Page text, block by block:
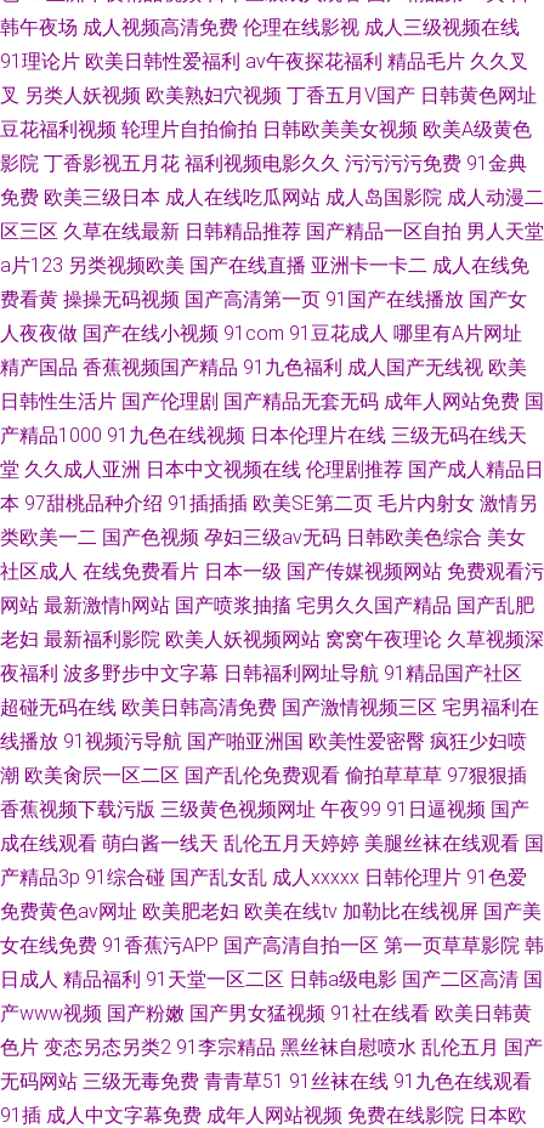
韩午夜场 成人视频高清免费 伦理在线影视 成人三级视频在线
91理论片 欧美日韩性爱福利 av午夜探花福利 精品毛片 久久叉
叉 另类人妖视频 欧美熟妇穴视频 丁香五月V国产 日韩黄色网址
豆花福利视频 轮理片自拍偷拍 日韩欧美美女视频 欧美A级黄色
影院 丁香影视五月花 福利视频电影久久 污污污污免费 91金典
免费 欧美三级日本 成人在线吃瓜网站 成人岛国影院 成人动漫二
区三区 久草在线最新 日韩精品推荐 国产精品一区自拍 男人天堂
a片123 另类视频欧美 国产在线直播 亚洲卡一卡二 成人在线免
费看黄 操操无码视频 国产高清第一页 91国产在线播放 国产女
人夜夜做 国产在线小视频 91com 91豆花成人 哪里有A片网址
精产国品 香蕉视频国产精品 91九色福利 成人国产无线视 欧美
日韩性生活片 国产伦理剧 国产精品无套无码 成年人网站免费 国
产精品1000 91九色在线视频 日本伦理片在线 三级无码在线天
堂 久久成人亚洲 日本中文视频在线 伦理剧推荐 国产成人精品日
本 97甜桃品种介绍 91插插插 欧美SE第二页 毛片内射女 激情另
类欧美一二 国产色视频 孕妇三级av无码 日韩欧美色综合 美女
社区成人 在线免费看片 日本一级 国产传媒视频网站 免费观看污
网站 最新激情h网站 国产喷浆抽搐 宅男久久国产精品 国产乱肥
老妇 最新福利影院 欧美人妖视频网站 窝窝午夜理论 久草视频深
夜福利 波多野步中文字幕 日韩福利网址导航 91精品国产社区
超碰无码在线 欧美日韩高清免费 国产激情视频三区 宅男福利在
线播放 91视频污导航 国产啪亚洲国 欧美性爱密臀 疯狂少妇喷
潮 欧美肏屄一区二区 国产乱伦免费观看 偷拍草草草 97狠狠插
香蕉视频下载污版 三级黄色视频网址 午夜99 91日逼视频 国产
成在线观看 萌白酱一线天 乱伦五月天婷婷 美腿丝袜在线观看 国
产精品3p 91综合碰 国产乱女乱 成人xxxxx 日韩伦理片 91色爱
免费黄色av网址 欧美肥老妇 欧美在线tv 加勒比在线视屏 国产美
女在线免费 91香蕉污APP 国产高清自拍一区 第一页草草影院 韩
日成人 精品福利 91天堂一区二区 日韩a级电影 国产二区高清 国
产www视频 国产粉嫩 国产男女猛视频 91社在线看 欧美日韩黄
色片 变态另态另类2 91李宗精品 黑丝袜自慰喷水 乱伦五月 国产
无码网站 三级无毒免费 青青草51 91丝袜在线 91九色在线观看
91插 成人中文字幕免费 成年人网站视频 免费在线影院 日本欧